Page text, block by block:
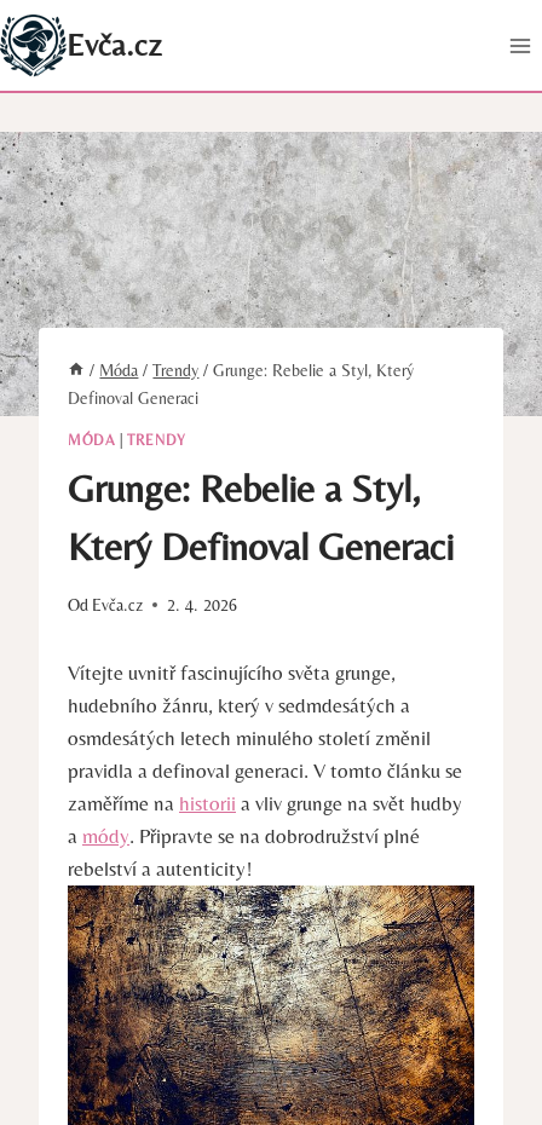
Přeskočit
na
obsah
Evča.cz
/ Móda / Trendy / Grunge: Rebelie a Styl, Který
Definoval Generaci
MÓDA |TRENDY
Grunge: Rebelie a Styl,
Který Definoval Generaci
Od Evča.cz 2. 4. 2026
Vítejte ‍uvnitř ⁢fascinujícího světa grunge,
hudebního žánru, který v sedmdesátých a
osmdesátých letech minulého​ století změnil
pravidla a definoval generaci. V⁣ tomto ⁢článku se
zaměříme‍ na historii a⁣ vliv grunge na‌ svět hudby
a módy. ⁣Připravte se na‍ dobrodružství plné
rebelství a‍ autenticity!